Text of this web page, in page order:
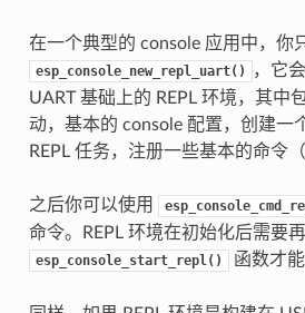
在一个典型的 console 应用中，你
esp_console_new_repl_uart()
，它
UART 基础上的 REPL 环境，其中
动，基本的 console 配置，创建一
REPL 任务，注册一些基本的命令
之后你可以使用
命令。REPL 环境在初始化后需要
esp_console_start_repl() 函数才